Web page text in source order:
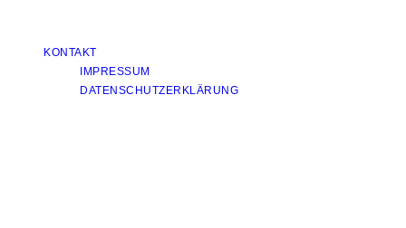
KONTAKT
IMPRESSUM
DATENSCHUTZERKLÄRUNG